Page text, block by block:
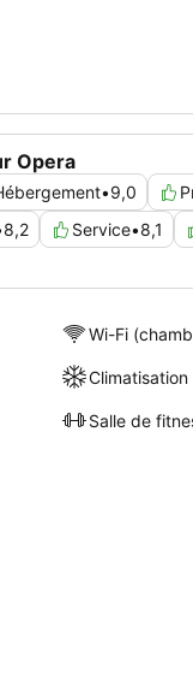
Opera
•9,0
8,2 Service•8,1
Wi-Fi
Climatisation
Salle de